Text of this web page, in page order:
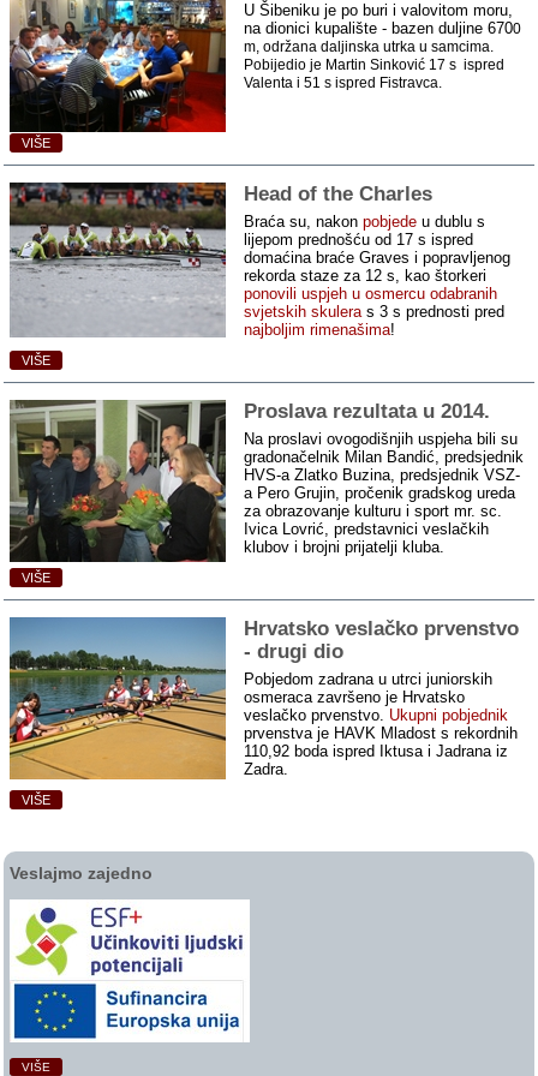
U Šibeniku je po buri i valovitom moru,
na dionici kupalište - bazen duljine 6700
m, održana daljinska utrka u samcima.
Pobijedio je Martin Sinković 17 s ispred
Valenta i 51 s ispred Fistravca.
VIŠE
Head of the Charles
Braća su, nakonpobjedeu dublu s
lijepom prednošću od 17 s ispred
domaćina braće Graves i popravljenog
rekorda staze za 12 s, kao štorkeri
ponovili uspjeh u osmercu odabranih
svjetskih skuleras 3 s prednosti pred
najboljim rimenašima!
VIŠE
Proslava rezultata u 2014.
Na proslavi ovogodišnjih uspjeha bili su
gradonačelnik Milan Bandić, predsjednik
HVS-a Zlatko Buzina, predsjednik VSZ-
a Pero Grujin, pročenik gradskog ureda
za obrazovanje kulturu i sport mr. sc.
Ivica Lovrić, predstavnici veslačkih
klubov i brojni prijatelji kluba.
VIŠE
Hrvatsko veslačko prvenstvo
‑ drugi dio
Pobjedom zadrana u utrci juniorskih
osmeraca završeno je Hrvatsko
veslačko prvenstvo. Ukupni pobjednik
prvenstva je HAVK Mladost s rekordnih
110,92 boda ispred Iktusa i Jadrana iz
Zadra.
VIŠE
Veslajmo zajedno
VIŠE